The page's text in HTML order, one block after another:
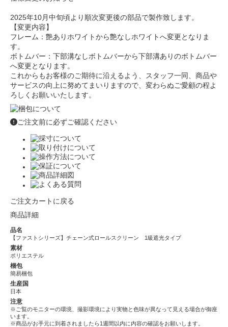
2025年10月中旬頃より順次変更後の部品で製作致します。
【変更内容】
フレーム：艶ありホワイトから艶なしホワイトへ変更となりま
す。
ボトムバー：下部溝なしボトムバーから下部溝ありのボトムバー
へ変更となります。
これからもお客様のご期待に沿えるよう、スタッフ一同、商品や
サービスの向上に努めてまいりますので、変わらぬご愛顧の程よ
ろしくお願いいたします。
ご注文前に必ずご確認ください
ご注文カートに戻る
商品詳細
品名
【ファストシリーズ】チェーン式ロールスクリーン 1級遮光タイプ
素材
ポリエステル
梱包
簡易梱包
生産国
日本
注意
※ご覧のモニターの環境、撮影環境により実物と色味が異なって見える場合が御座
います。
※商品がお手元に到着されましたら1週間以内に内容の確認をお願いします。